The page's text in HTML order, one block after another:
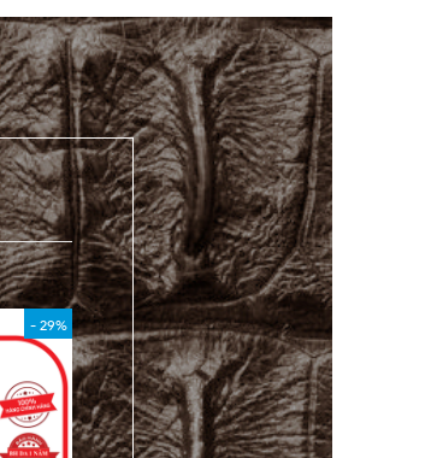
- 29%